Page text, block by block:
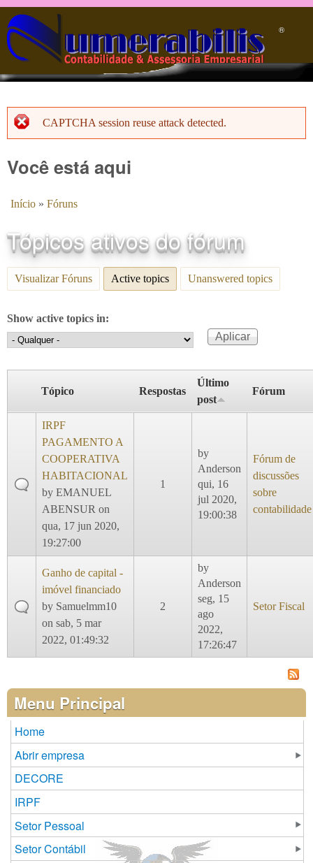
Pular para o conteúdo principal
®️
Menssagem de erro
CAPTCHA session reuse attack detected.
Você está aqui
Início » Fóruns
Tópicos ativos do fórum
Visualizar Fóruns Active topics (aba ativa)
Unanswered topics
Show active topics in:
Tópico Respostas
Último
post
Fórum
IRPF
PAGAMENTO A
COOPERATIVA
HABITACIONAL
by EMANUEL
ABENSUR on
qua, 17 jun 2020,
19:27:00
1
by
Anderson
qui, 16
jul 2020,
19:00:38
Fórum de
discussões
sobre
contabilidade
Ganho de capital -
imóvel financiado
by Samuelmm10
on sab, 5 mar
2022, 01:49:32
2
by
Anderson
seg, 15
ago
2022,
17:26:47
Setor Fiscal
Menu Principal
Home
Abrir empresa
DECORE
IRPF
Setor Pessoal
Setor Contábil